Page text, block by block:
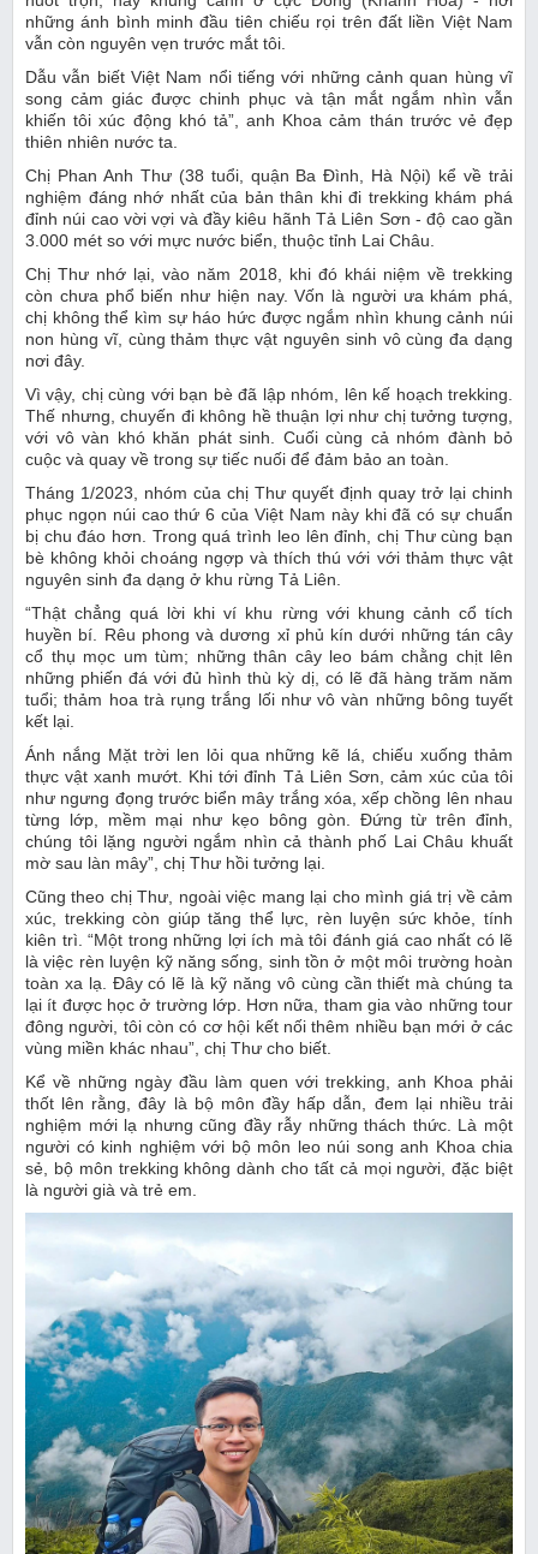
những ánh bình minh đầu tiên chiếu rọi trên đất liền Việt Nam
vẫn còn nguyên vẹn trước mắt tôi.
Dẫu vẫn biết Việt Nam nổi tiếng với những cảnh quan hùng vĩ
song cảm giác được chinh phục và tận mắt ngắm nhìn vẫn
khiến tôi xúc động khó tả”, anh Khoa cảm thán trước vẻ đẹp
thiên nhiên nước ta.
Chị Phan Anh Thư (38 tuổi, quận Ba Đình, Hà Nội) kể về trải
nghiệm đáng nhớ nhất của bản thân khi đi trekking khám phá
đỉnh núi cao vời vợi và đầy kiêu hãnh Tả Liên Sơn - độ cao gần
3.000 mét so với mực nước biển, thuộc tỉnh Lai Châu.
Chị Thư nhớ lại, vào năm 2018, khi đó khái niệm về trekking
còn chưa phổ biến như hiện nay. Vốn là người ưa khám phá,
chị không thể kìm sự háo hức được ngắm nhìn khung cảnh núi
non hùng vĩ, cùng thảm thực vật nguyên sinh vô cùng đa dạng
nơi đây.
Vì vậy, chị cùng với bạn bè đã lập nhóm, lên kế hoạch trekking.
Thế nhưng, chuyến đi không hề thuận lợi như chị tưởng tượng,
với vô vàn khó khăn phát sinh. Cuối cùng cả nhóm đành bỏ
cuộc và quay về trong sự tiếc nuối để đảm bảo an toàn.
Tháng 1/2023, nhóm của chị Thư quyết định quay trở lại chinh
phục ngọn núi cao thứ 6 của Việt Nam này khi đã có sự chuẩn
bị chu đáo hơn. Trong quá trình leo lên đỉnh, chị Thư cùng bạn
bè không khỏi choáng ngợp và thích thú với với thảm thực vật
nguyên sinh đa dạng ở khu rừng Tả Liên.
“Thật chẳng quá lời khi ví khu rừng với khung cảnh cổ tích
huyền bí. Rêu phong và dương xỉ phủ kín dưới những tán cây
cổ thụ mọc um tùm; những thân cây leo bám chằng chịt lên
những phiến đá với đủ hình thù kỳ dị, có lẽ đã hàng trăm năm
tuổi; thảm hoa trà rụng trắng lối như vô vàn những bông tuyết
kết lại.
Ánh nắng Mặt trời len lỏi qua những kẽ lá, chiếu xuống thảm
thực vật xanh mướt. Khi tới đỉnh Tả Liên Sơn, cảm xúc của tôi
như ngưng đọng trước biển mây trắng xóa, xếp chồng lên nhau
từng lớp, mềm mại như kẹo bông gòn. Đứng từ trên đỉnh,
chúng tôi lặng người ngắm nhìn cả thành phố Lai Châu khuất
mờ sau làn mây”, chị Thư hồi tưởng lại.
Cũng theo chị Thư, ngoài việc mang lại cho mình giá trị về cảm
xúc, trekking còn giúp tăng thể lực, rèn luyện sức khỏe, tính
kiên trì. “Một trong những lợi ích mà tôi đánh giá cao nhất có lẽ
là việc rèn luyện kỹ năng sống, sinh tồn ở một môi trường hoàn
toàn xa lạ. Đây có lẽ là kỹ năng vô cùng cần thiết mà chúng ta
lại ít được học ở trường lớp. Hơn nữa, tham gia vào những tour
đông người, tôi còn có cơ hội kết nối thêm nhiều bạn mới ở các
vùng miền khác nhau”, chị Thư cho biết.
Kể về những ngày đầu làm quen với trekking, anh Khoa phải
thốt lên rằng, đây là bộ môn đầy hấp dẫn, đem lại nhiều trải
nghiệm mới lạ nhưng cũng đầy rẫy những thách thức. Là một
người có kinh nghiệm với bộ môn leo núi song anh Khoa chia
sẻ, bộ môn trekking không dành cho tất cả mọi người, đặc biệt
là người già và trẻ em.